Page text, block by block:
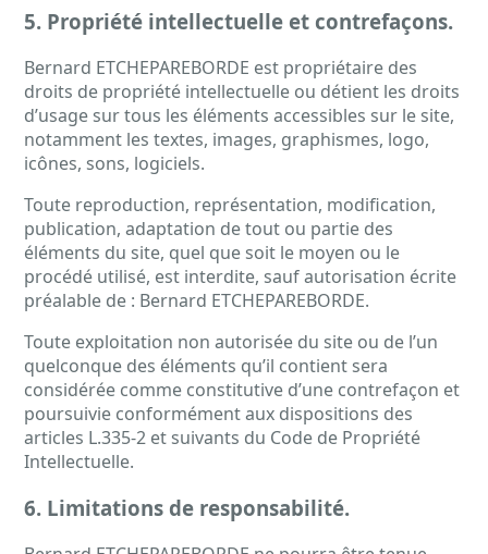
5. Propriété intellectuelle et contrefaçons.
Bernard ETCHEPAREBORDE est propriétaire des
droits de propriété intellectuelle ou détient les droits
d’usage sur tous les éléments accessibles sur le site,
notamment les textes, images, graphismes, logo,
icônes, sons, logiciels.
Toute reproduction, représentation, modification,
publication, adaptation de tout ou partie des
éléments du site, quel que soit le moyen ou le
procédé utilisé, est interdite, sauf autorisation écrite
préalable de : Bernard ETCHEPAREBORDE.
Toute exploitation non autorisée du site ou de l’un
quelconque des éléments qu’il contient sera
considérée comme constitutive d’une contrefaçon et
poursuivie conformément aux dispositions des
articles L.335-2 et suivants du Code de Propriété
Intellectuelle.
6. Limitations de responsabilité.